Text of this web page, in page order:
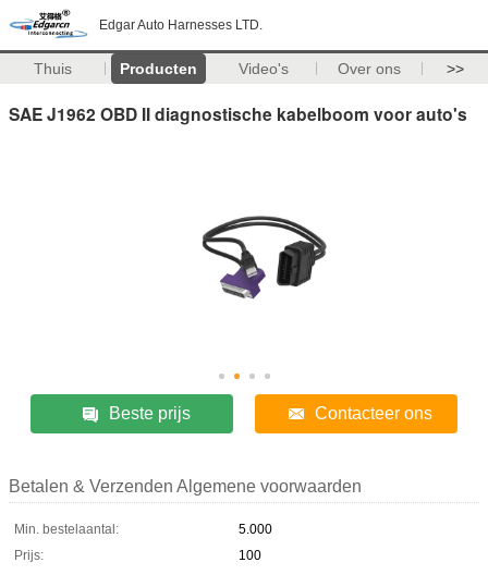
Edgar Auto Harnesses LTD.
Thuis Producten Video's Over ons >>
SAE J1962 OBD II diagnostische kabelboom voor auto's
Beste prijs Contacteer ons
Betalen & Verzenden Algemene voorwaarden
Min. bestelaantal:
5.000
Prijs:
100